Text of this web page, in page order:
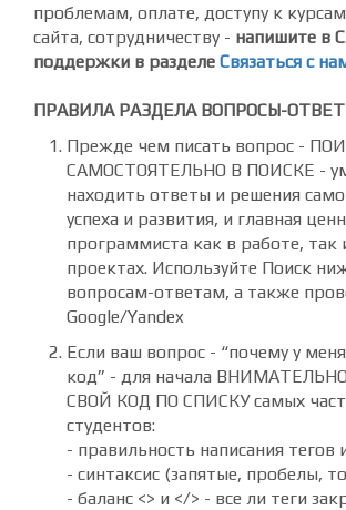
проблемам, оплате, доступу к
сайта, сотрудничеству - напишите в
поддержки в разделе Связаться с
ПРАВИЛА РАЗДЕЛА ВОПРОСЫ-
Прежде чем писать вопрос -
САМОСТОЯТЕЛЬНО В ПОИСКЕ -
находить ответы и решения
успеха и развития, и главная
программиста как в работе, так
проектах. Используйте Поиск
вопросам-ответам, а также
Google/Yandex
Если ваш вопрос - “почему у
код” - для начала
СВОЙ КОД ПО СПИСКУсамых
студентов:
- правильность написания тегов
- синтаксис (запятые, пробелы,
- баланс <> и </> - все ли теги